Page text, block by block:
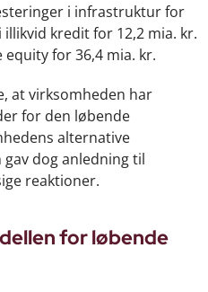
i infrastruktur for
kredit for 12,2 mia. kr.
for 36,4 mia. kr.
at virksomheden har
for den løbende
alternative
dog anledning til
reaktioner.
for løbende